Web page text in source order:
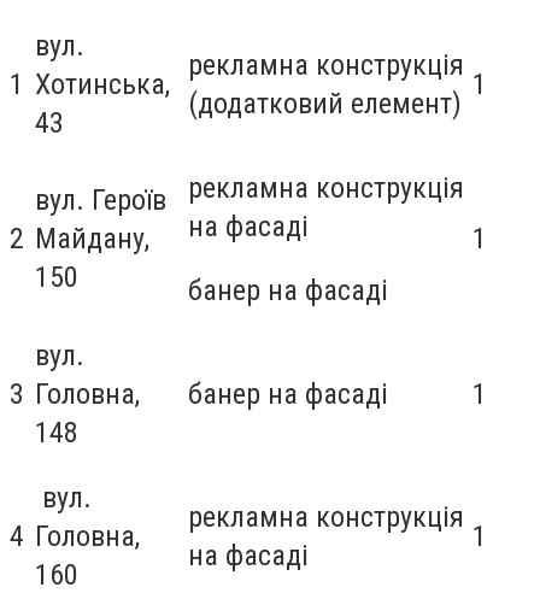
1
вул.
Хотинська,
43
рекламна конструкція
(додатковий елемент)
1
2
вул. Героїв
Майдану,
150
рекламна конструкція
на фасаді
банер на фасаді
1
3
вул.
Головна,
148
банер на фасаді 1
4
вул.
Головна,
160
рекламна конструкція
на фасаді
1